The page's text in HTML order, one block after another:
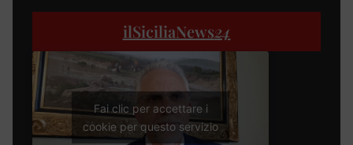
ilSiciliaNews24
Fai clic per accettare i
cookie per questo servizio